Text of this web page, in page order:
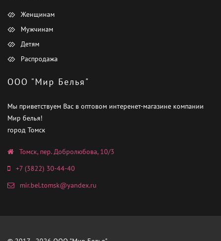
Женщинам
Мужчинам
Детям
Распродажа
ООО "Мир Белья"
Мы приветствуем Вас в оптовом интеренет-магазине компании
Мир белья!
город Томск
Томск, пер. Добролюбова, 10/3
+7 (3822) 30-44-40
mir.bel.tomsk@yandex.ru